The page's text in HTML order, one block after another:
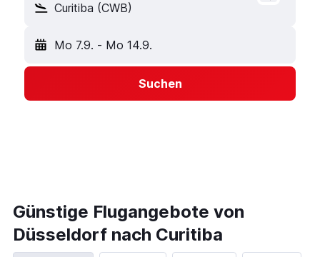
Curitiba (CWB)
Mo 7.9. - Mo 14.9.
Suchen
Günstige Flugangebote von
Düsseldorf nach Curitiba